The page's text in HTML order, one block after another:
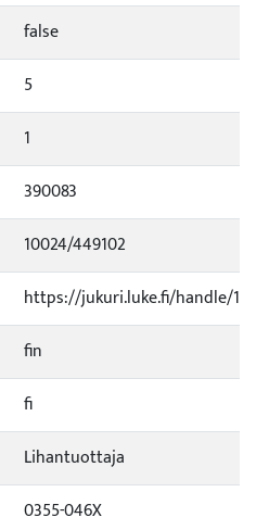
false
5
1
390083
10024/449102
https://jukuri.luke.fi/handle/
fin
fi
Lihantuottaja
0355-046X